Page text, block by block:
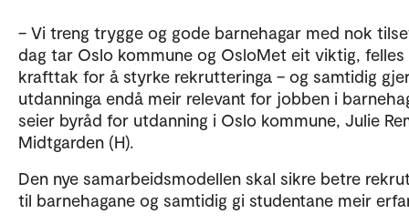
– Vi treng trygge og gode barnehagar med nok
dag tar Oslo kommune og OsloMet eit viktig, felles
krafttak for å styrke rekrutteringa – og samtidig
utdanninga endå meir relevant for jobben i
seier byråd for utdanning i Oslo kommune, Julie
Midtgarden (H).
Den nye samarbeidsmodellen skal sikre betre
til barnehagane og samtidig gi studentane meir